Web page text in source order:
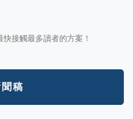
接觸最多讀者的方案！
稿